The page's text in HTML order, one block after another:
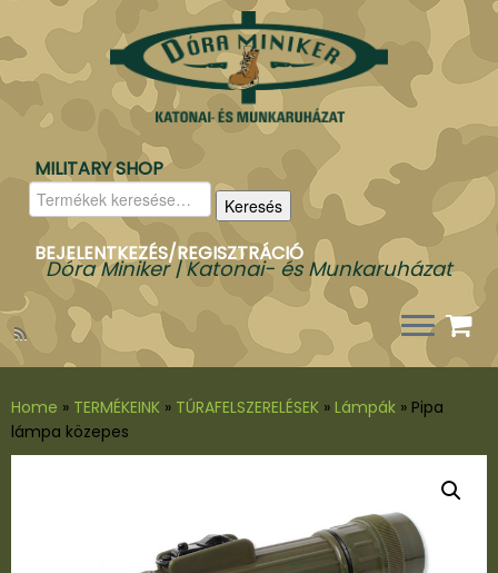
MILITARY SHOP
Keresés
a
következőre:
Keresés
BEJELENTKEZÉS/REGISZTRÁCIÓ
Dóra Miniker | Katonai- és Munkaruházat
Home » TERMÉKEINK » TÚRAFELSZERELÉSEK » Lámpák » Pipa
lámpa közepes